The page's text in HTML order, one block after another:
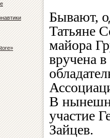
Бывают,
Татьяне
майора
вручена
В
участие
Зайцев.